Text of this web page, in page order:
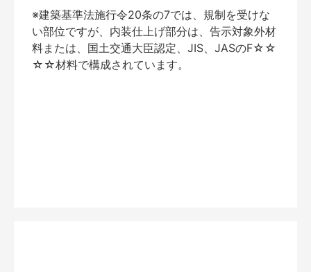
※建築基準法施行令20条の7では、規制を受けな
い部位ですが、内装仕上げ部分は、告示対象外材
料または、国土交通大臣認定、JIS、JASのF☆☆
☆☆材料で構成されています。